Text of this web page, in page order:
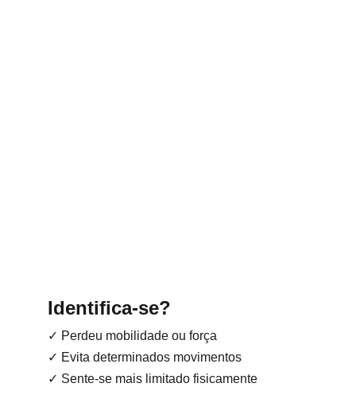
Identifica-se?
✓ Perdeu mobilidade ou força
✓ Evita determinados movimentos
✓ Sente-se mais limitado fisicamente